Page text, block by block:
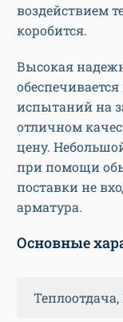
воздействием
коробится.
Высокая
испытаний на
отличном
цену.
при помощи
поставки не
арматура.
Основные
Теплоотдача,